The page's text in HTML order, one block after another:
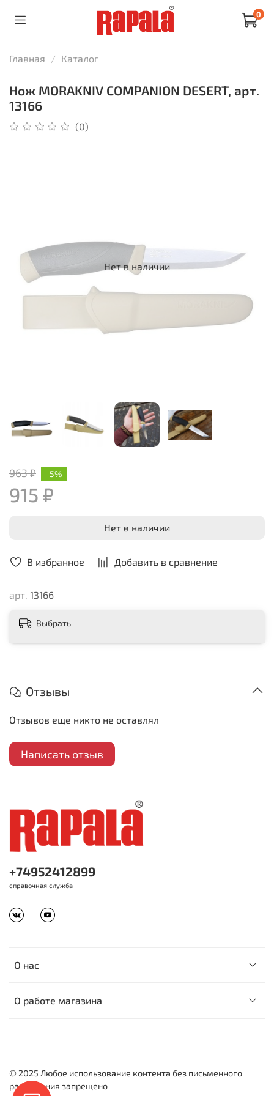
0
Главная Каталог
Нож MORAKNIV COMPANION DESERT, арт.
13166
(0)
В избранное Добавить в сравнение
арт. 13166
Нет в наличии
963 ₽
915 ₽
-5%
Нет в наличии
Выбрать
Отзывы
Отзывов еще никто не оставлял
Написать отзыв
О нас
О работе магазина
+74952412899
справочная служба
© 2025 Любое использование контента без письменного
разрешения запрещено